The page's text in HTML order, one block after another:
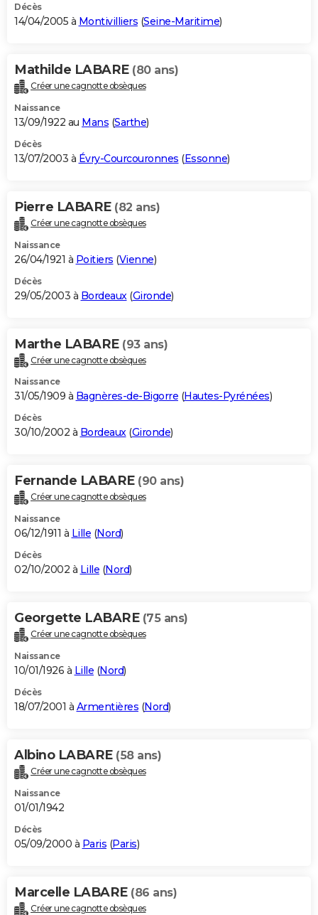
Décès
14/04/2005 à Montivilliers (Seine-Maritime)
Mathilde LABARE (80 ans)
Créer une cagnotte obsèques
Naissance
13/09/1922 au Mans (Sarthe)
Décès
13/07/2003 à Évry-Courcouronnes (Essonne)
Pierre LABARE (82 ans)
Créer une cagnotte obsèques
Naissance
26/04/1921 à Poitiers (Vienne)
Décès
29/05/2003 à Bordeaux (Gironde)
Marthe LABARE (93 ans)
Créer une cagnotte obsèques
Naissance
31/05/1909 à Bagnères-de-Bigorre (Hautes-Pyrénées)
Décès
30/10/2002 à Bordeaux(Gironde)
Fernande LABARE (90 ans)
Créer une cagnotte obsèques
Naissance
06/12/1911 à Lille (Nord)
Décès
02/10/2002 à Lille (Nord)
Georgette LABARE (75 ans)
Créer une cagnotte obsèques
Naissance
10/01/1926 à Lille (Nord)
Décès
18/07/2001 à Armentières (Nord)
Albino LABARE (58 ans)
Créer une cagnotte obsèques
Naissance
01/01/1942
Décès
05/09/2000 à Paris (Paris)
Marcelle LABARE (86 ans)
Créer une cagnotte obsèques